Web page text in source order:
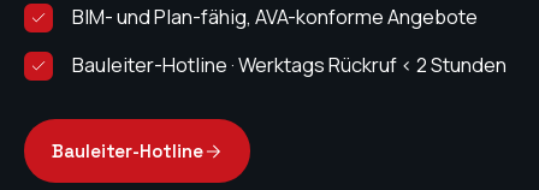
BIM- und Plan-fähig, AVA-konforme Angebote
Bauleiter-Hotline · Werktags Rückruf < 2 Stunden
Bauleiter-Hotline
100 %
Termin- und Übergabe-Quote 2025